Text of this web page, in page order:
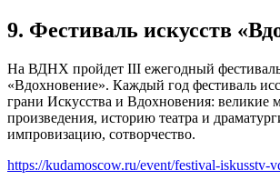
9. Фестиваль искусств
На ВДНХ пройдет III ежегодный фестиваль
«Вдохновение». Каждый год фестиваль
грани Искусства и Вдохновения: великие
произведения, историю театра и
импровизацию, сотворчество.
https://kudamoscow.ru/event/festival-iskusstv-